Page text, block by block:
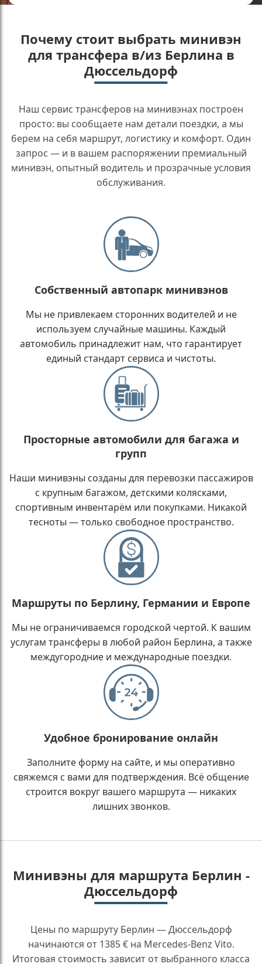
Почему стоит выбрать минивэн
для трансфера в/из Берлина в
Дюссельдорф
Наш сервис трансферов на минивэнах построен
просто: вы сообщаете нам детали поездки, а мы
берем на себя маршрут, логистику и комфорт. Один
запрос — и в вашем распоряжении премиальный
минивэн, опытный водитель и прозрачные условия
обслуживания.
Собственный автопарк минивэнов
Мы не привлекаем сторонних водителей и не
используем случайные машины. Каждый
автомобиль принадлежит нам, что гарантирует
единый стандарт сервиса и чистоты.
Просторные автомобили для багажа и
групп
Наши минивэны созданы для перевозки пассажиров
с крупным багажом, детскими колясками,
спортивным инвентарём или покупками. Никакой
тесноты — только свободное пространство.
Маршруты по Берлину, Германии и Европе
Мы не ограничиваемся городской чертой. К вашим
услугам трансферы в любой район Берлина, а также
междугородние и международные поездки.
Удобное бронирование онлайн
Заполните форму на сайте, и мы оперативно
свяжемся с вами для подтверждения. Всё общение
строится вокруг вашего маршрута — никаких
лишних звонков.
Минивэны для маршрута Берлин -
Дюссельдорф
Цены по маршруту Берлин — Дюссельдорф
начинаются от 1385 € на Mercedes-Benz Vito.
Итоговая стоимость зависит от выбранного класса